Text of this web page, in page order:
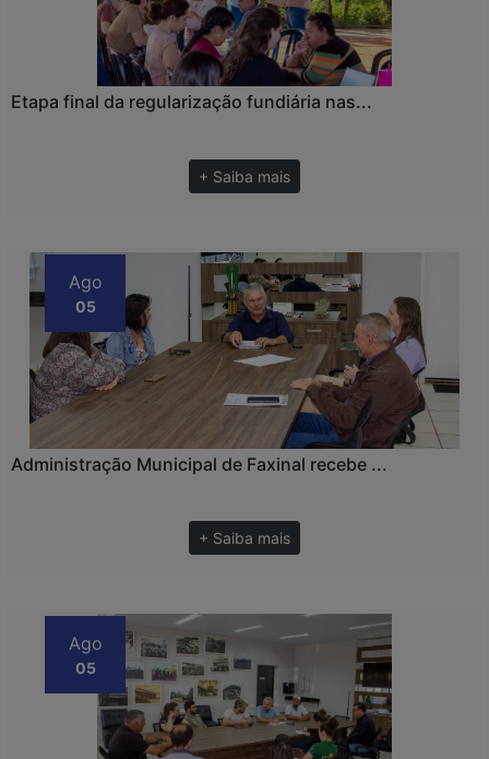
Etapa final da regularização fundiária nas...
+ Saiba mais
Ago
05
Administração Municipal de Faxinal recebe ...
+ Saiba mais
Ago
05